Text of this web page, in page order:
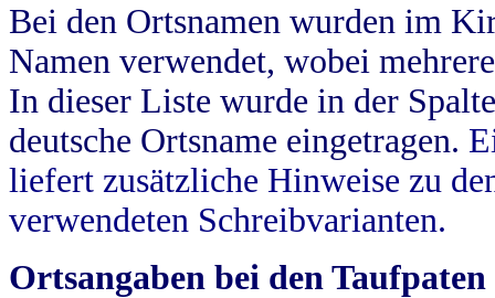
Bei den Ortsnamen wurden im
Namen verwendet, wobei
In dieser Liste wurde in der
deutsche Ortsname eingetragen.
liefert zusätzliche Hinweise zu
verwendeten Schreibvarianten.
Ortsangaben bei den Taufpaten